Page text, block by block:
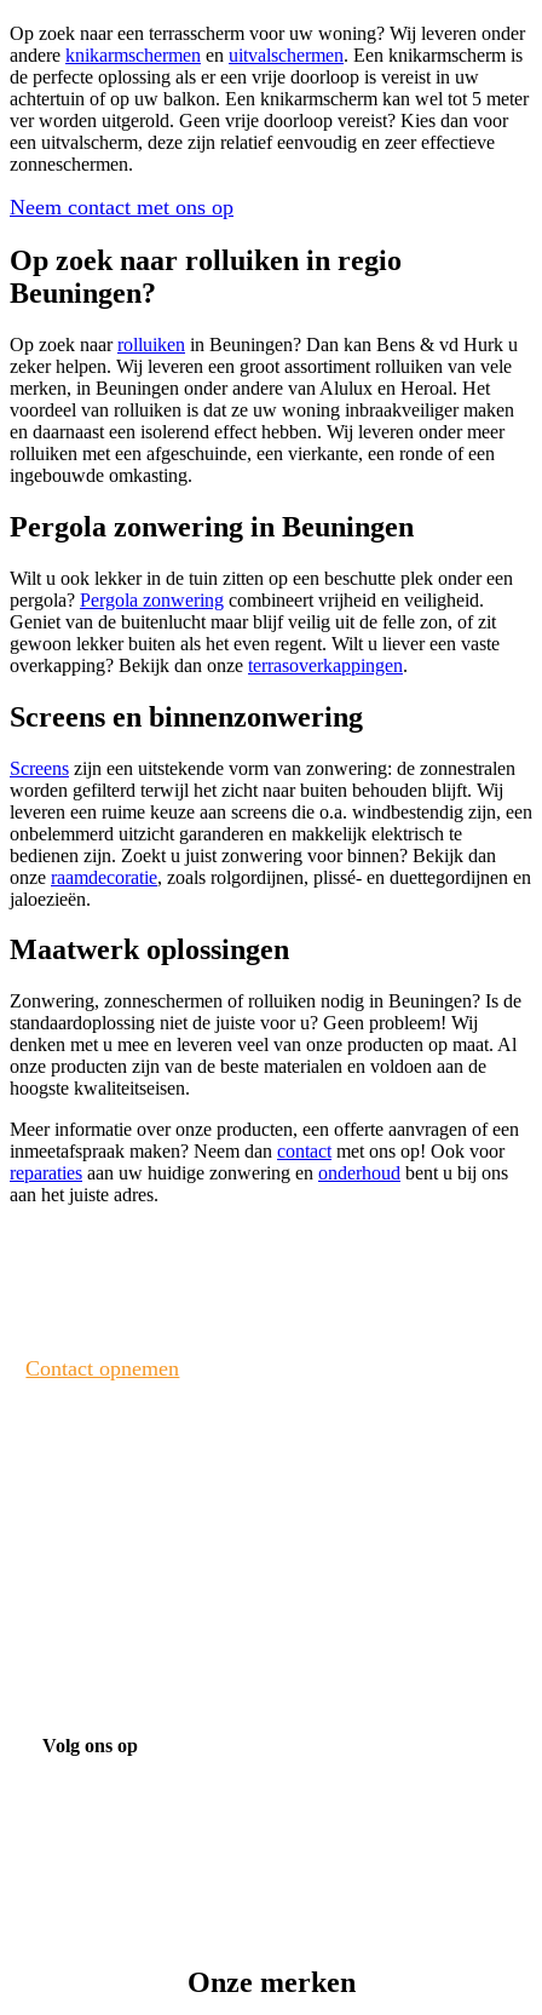
Op zoek naar een terrasscherm voor uw woning? Wij leveren onder
andere knikarmschermen en uitvalschermen. Een knikarmscherm is
de perfecte oplossing als er een vrije doorloop is vereist in uw
achtertuin of op uw balkon. Een knikarmscherm kan wel tot 5 meter
ver worden uitgerold. Geen vrije doorloop vereist? Kies dan voor
een uitvalscherm, deze zijn relatief eenvoudig en zeer effectieve
zonneschermen.
Neem contact met ons op
Op zoek naar rolluiken in regio
Beuningen?
Op zoek naarrolluiken in Beuningen? Dan kan Bens & vd Hurk u
zeker helpen. Wij leveren een groot assortiment rolluiken van vele
merken, in Beuningen onder andere van Alulux en Heroal. Het
voordeel van rolluiken is dat ze uw woning inbraakveiliger maken
en daarnaast een isolerend effect hebben. Wij leveren onder meer
rolluiken met een afgeschuinde, een vierkante, een ronde of een
ingebouwde omkasting.
Pergola zonwering in Beuningen
Wilt u ook lekker in de tuin zitten op een beschutte plek onder een
pergola? Pergola zonwering combineert vrijheid en veiligheid.
Geniet van de buitenlucht maar blijf veilig uit de felle zon, of zit
gewoon lekker buiten als het even regent. Wilt u liever een vaste
overkapping? Bekijk dan onze terrasoverkappingen.
Screens en binnenzonwering
Screens zijn een uitstekende vorm van zonwering: de zonnestralen
worden gefilterd terwijl het zicht naar buiten behouden blijft. Wij
leveren een ruime keuze aan screens die o.a. windbestendig zijn, een
onbelemmerd uitzicht garanderen en makkelijk elektrisch te
bedienen zijn. Zoekt u juist zonwering voor binnen? Bekijk dan
onze raamdecoratie, zoals rolgordijnen, plissé- en duettegordijnen en
jaloezieën.
Maatwerk oplossingen
Zonwering, zonneschermen of rolluiken nodig in Beuningen? Is de
standaardoplossing niet de juiste voor u? Geen probleem! Wij
denken met u mee en leveren veel van onze producten op maat. Al
onze producten zijn van de beste materialen en voldoen aan de
hoogste kwaliteitseisen.
Meer informatie over onze producten, een offerte aanvragen of een
inmeetafspraak maken? Neem dan contact met ons op! Ook voor
reparaties aan uw huidige zonwering en onderhoud bent u bij ons
aan het juiste adres.
Contact opnemen
Volg ons op
Onze merken